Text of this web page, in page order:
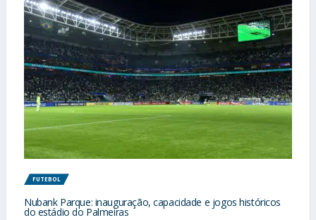
FUTEBOL
Nubank Parque: inauguração, capacidade e jogos históricos
do estádio do Palmeiras